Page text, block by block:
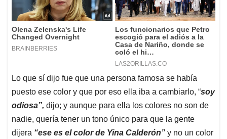
Lo que sí dijo fue que una persona famosa se había
puesto ese color y que por eso ella iba a cambiarlo, “soy
odiosa”, dijo; y aunque para ella los colores no son de
nadie, quería tener un tono único para que la gente
dijera “ese es el color de Yina Calderón” y no un color